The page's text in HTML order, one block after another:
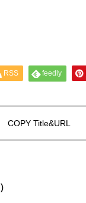
RSS feedly
COPY Title&URL